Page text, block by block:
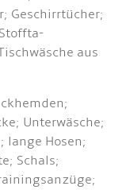
Geschirrtücher;
aus
Unterwäsche;
lange Hosen;
Schals;